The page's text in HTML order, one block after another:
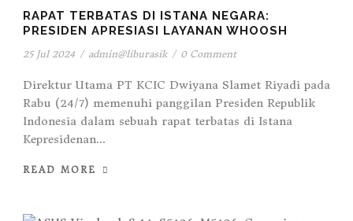
RAPAT TERBATAS DI ISTANA NEGARA:
PRESIDEN APRESIASI LAYANAN WHOOSH
25 Jul 2024 / admin@liburasik / 0 Comment
Direktur Utama PT KCIC Dwiyana Slamet Riyadi pada
Rabu (24/7) memenuhi panggilan Presiden Republik
Indonesia dalam sebuah rapat terbatas di Istana
Kepresidenan...
READ MORE